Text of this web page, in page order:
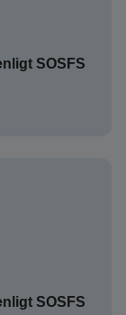
SOSFS
SOSFS